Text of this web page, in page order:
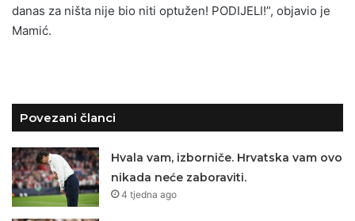
danas za ništa nije bio niti optužen! PODIJELI!”, objavio je
Mamić.
Povezani članci
Hvala vam, izborniče. Hrvatska vam ovo
nikada neće zaboraviti.
4 tjedna ago